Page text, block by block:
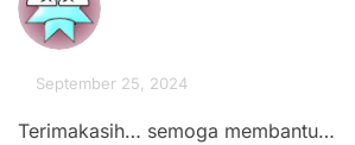
September 25, 2024
Terimakasih… semoga membantu…